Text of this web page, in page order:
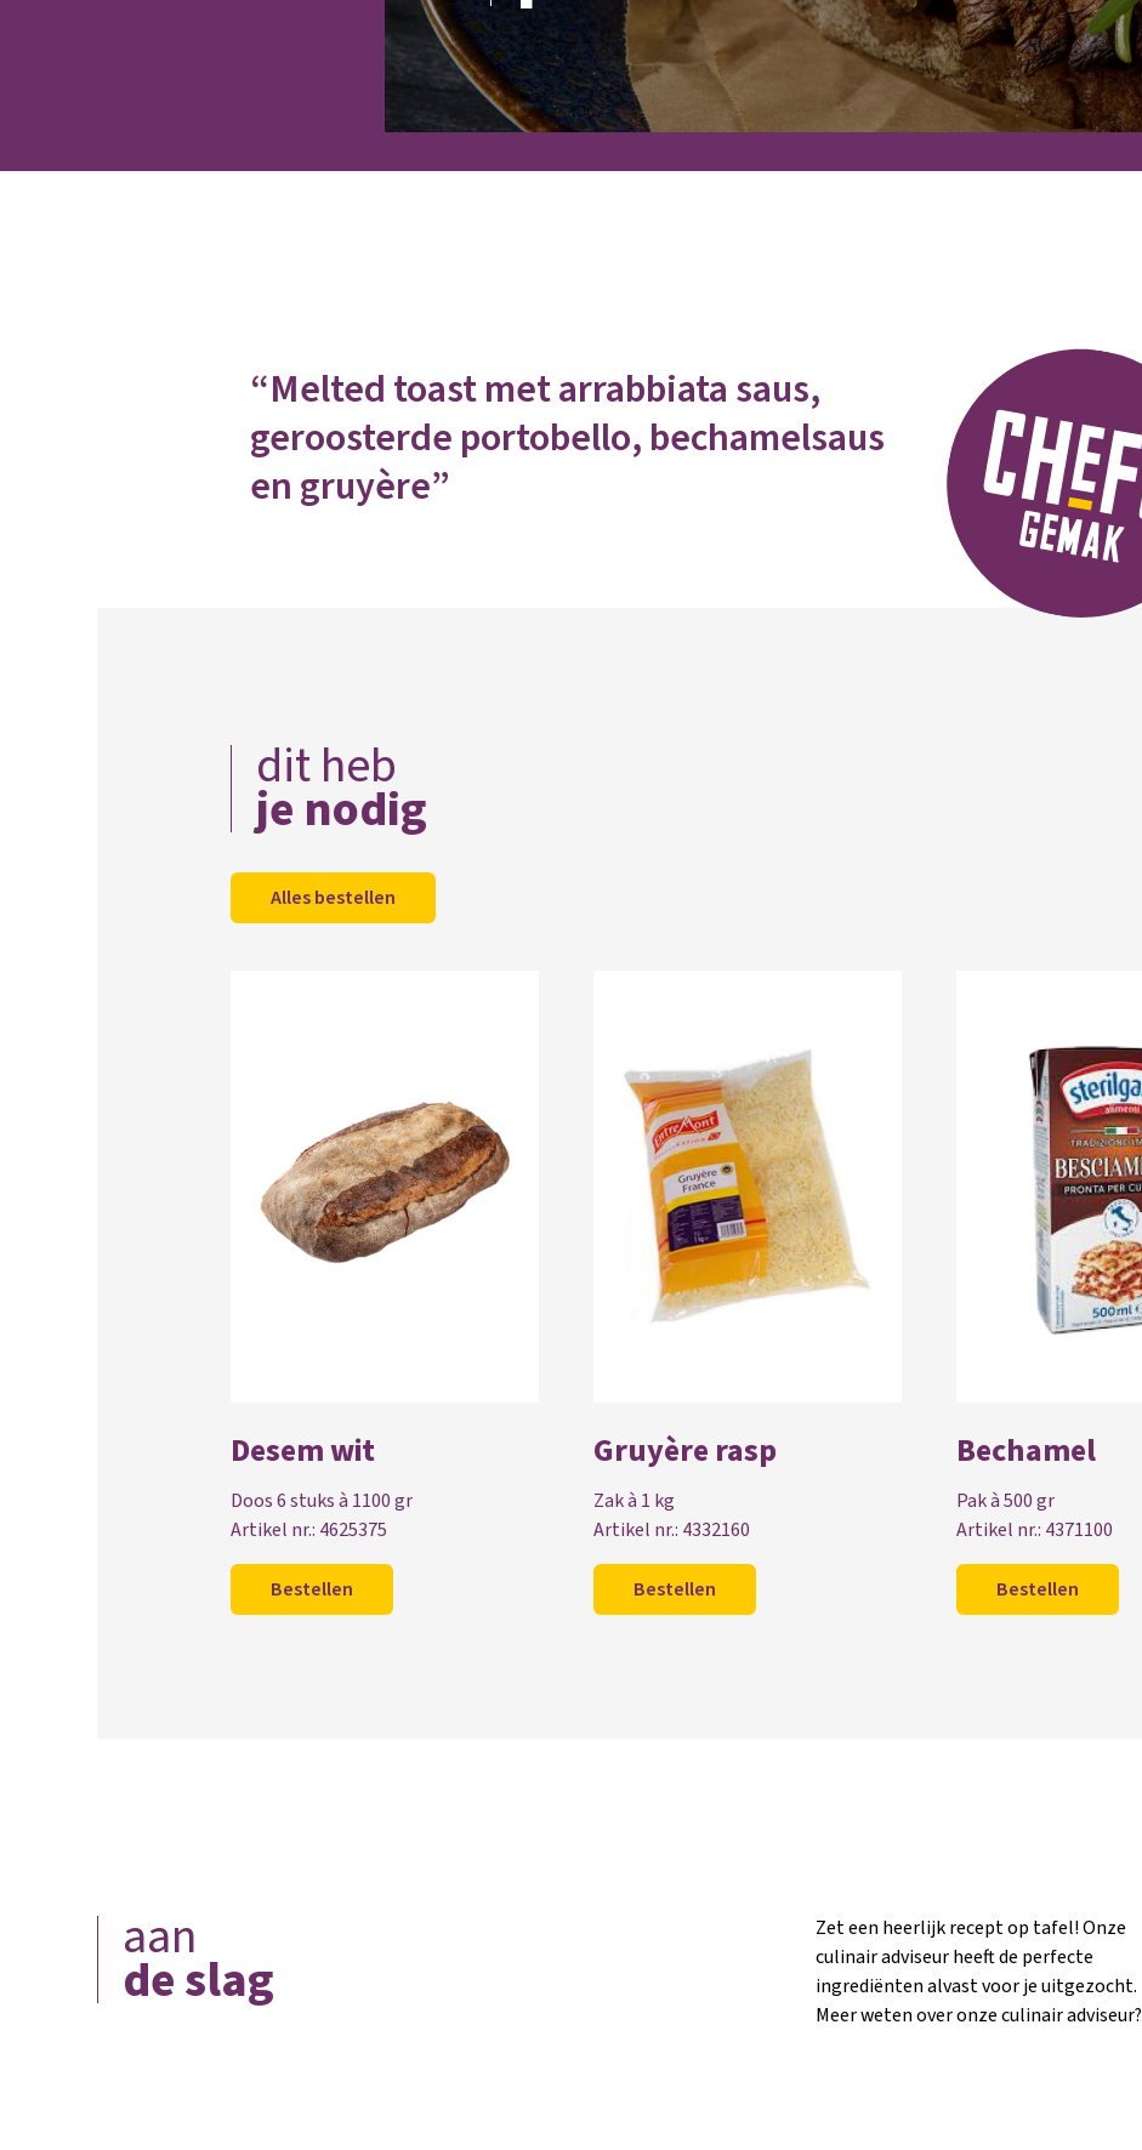
“Melted toast met arrabbiata saus,
geroosterde portobello, bechamelsaus
en gruyère”
dit heb
je nodig
Alles bestellen
Desem wit
Doos 6 stuks à 1100 gr
Artikel nr.: 4625375
Bestellen
Gruyère rasp
Zak à 1 kg
Artikel nr.: 4332160
Bestellen
Bechamel
Pak à 500 gr
Artikel nr.: 4371100
Bestellen
aan
de slag
Zet een heerlijk recept op tafel! Onze
culinair adviseur heeft de perfecte
ingrediënten alvast voor je uitgezocht.
Meer weten over onze culinair adviseur?
Klik op de link hieronder en ontdek hoe hij
jouw culinaire creaties naar een hoger